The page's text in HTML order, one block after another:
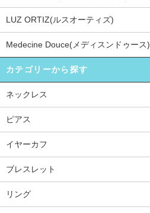
LUZ ORTIZ(ルスオーティズ)
Medecine Douce(メディスンドゥース)
カテゴリーから探す
ネックレス
ピアス
イヤーカフ
ブレスレット
リング